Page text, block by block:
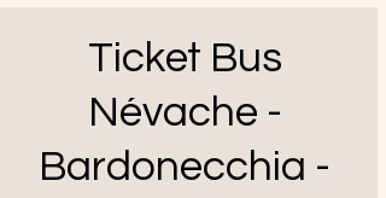
Ticket Bus
Névache -
Bardonecchia -